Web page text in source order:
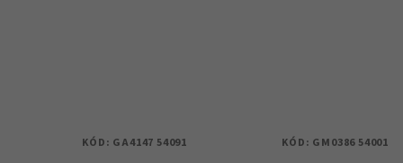
KÓD: GA4147 54091 KÓD: GM0386 54001